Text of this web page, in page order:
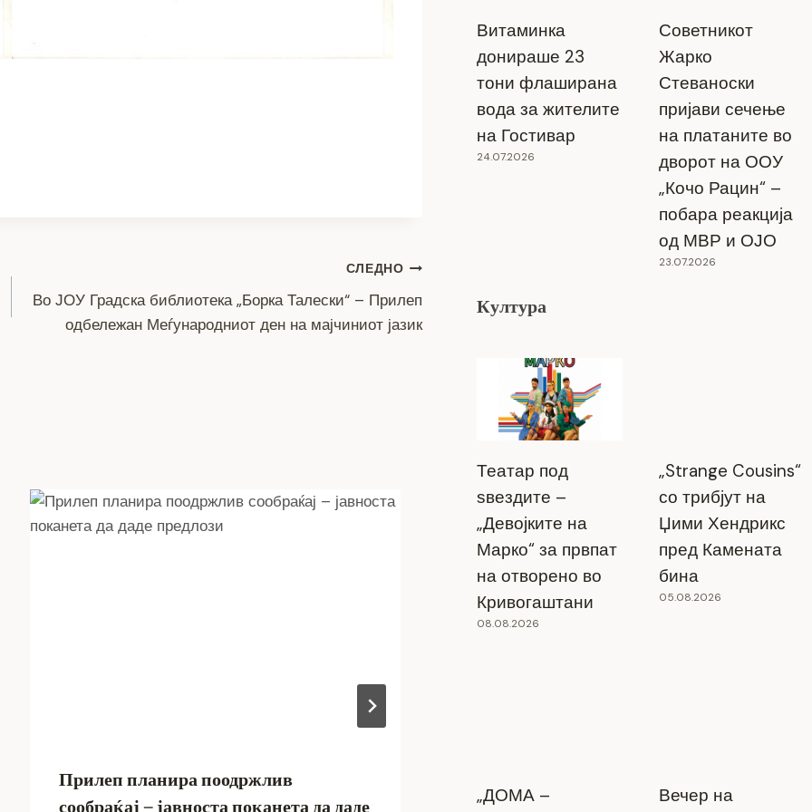
СЛЕДНО
Во ЈОУ Градска библиотека „Борка Талески“ – Прилеп
одбележан Меѓународниот ден на мајчиниот јазик
Прилеп планира поодржлив
сообраќај – јавноста поканета да даде
Прилепската чаршија – Outlet
Витаминка
донираше 23
тони флаширана
вода за жителите
на Гостивар
24.07.2026
Советникот
Жарко
Стеваноски
пријави сечење
на платаните во
дворот на ООУ
„Кочо Рацин“ –
побара реакција
од МВР и ОЈО
23.07.2026
Култура
Театар под
ѕвездите –
„Девојките на
Марко“ за првпат
на отворено во
Кривогаштани
08.08.2026
„Strange Cousins“
со трибјут на
Џими Хендрикс
пред Камената
бина
05.08.2026
„ДОМА –
Вечер на